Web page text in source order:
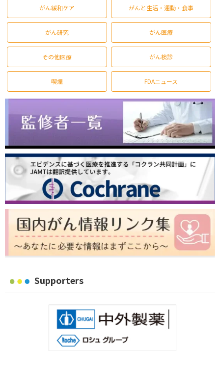
がん緩和ケア がんと生活・運動・食事
がん研究 がん医療
その他医療 がん検診
喫煙 FDAニュース
Supporters